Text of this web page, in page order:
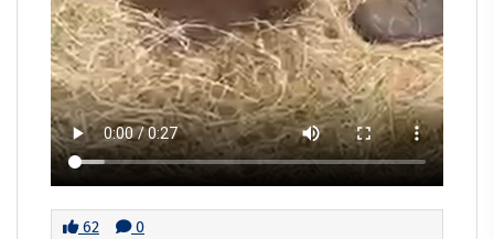
62 0